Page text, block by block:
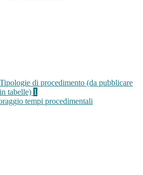
Tipologie di procedimento (da pubblicare
in tabelle) 1
tempi procedimentali